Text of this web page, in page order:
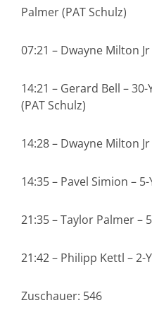
Palmer (PAT Schulz)
07:21 – Dwayne Milton
14:21 – Gerard Bell –
(PAT Schulz)
14:28 – Dwayne Milton
14:35 – Pavel Simion –
21:35 – Taylor Palmer –
21:42 – Philipp Kettl – 2-
Zuschauer: 546